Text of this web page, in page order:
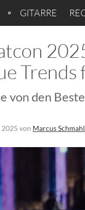
GITARRE
von den
2025 von Marcus Schmahl